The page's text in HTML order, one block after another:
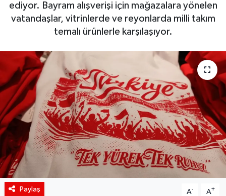
ediyor. Bayram alışverişi için mağazalara yönelen
vatandaşlar, vitrinlerde ve reyonlarda milli takım
temalı ürünlerle karşılaşıyor.
Paylaş A- A+
Sağlık
Spor
Teknoloji
Yaşam